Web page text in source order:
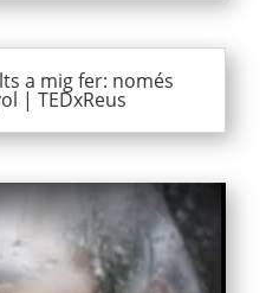
a mig fer: només
| TEDxReus